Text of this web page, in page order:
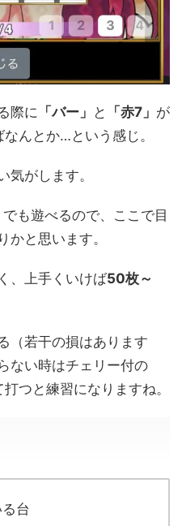
際に 「バー」 と 「赤7」 が
んとか…という感じ。
気がします。
でも遊べるので、ここで目
かと思います。
、上手くいけば50枚～
（若干の損はあります
ない時はチェリー付の
打つと練習になりますね。
台